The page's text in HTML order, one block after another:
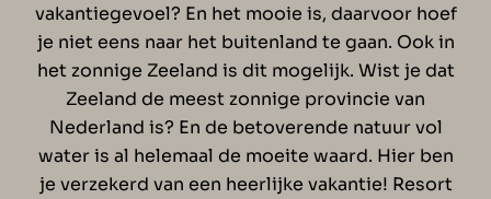
vakantiegevoel? En het mooie is, daarvoor hoef
je niet eens naar het buitenland te gaan. Ook in
het zonnige Zeeland is dit mogelijk. Wist je dat
Zeeland de meest zonnige provincie van
Nederland is? En de betoverende natuur vol
water is al helemaal de moeite waard. Hier ben
je verzekerd van een heerlijke vakantie! Resort